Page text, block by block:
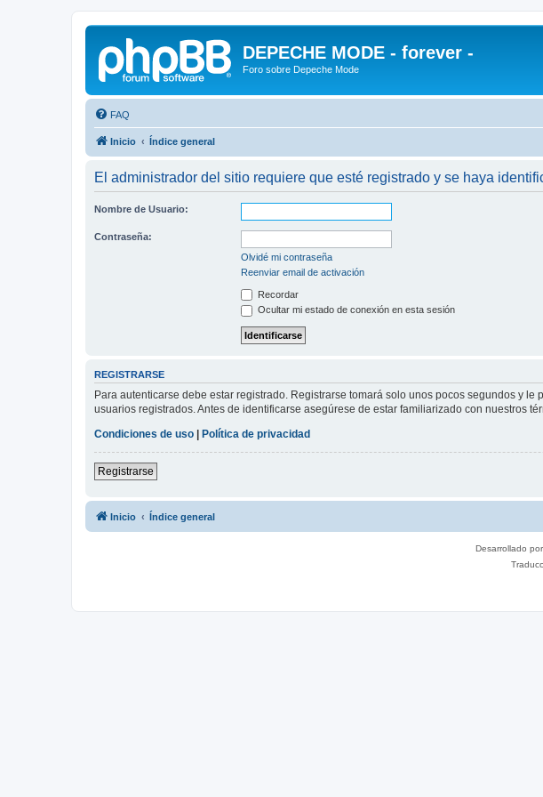
DEPECHE MODE - forever -
Foro sobre Depeche Mode
FAQ
Inicio Índice general
El administrador del sitio requiere que esté registrado y se haya
Nombre de Usuario:
Contraseña:
Olvidé mi contraseña
Reenviar email de activación
Recordar
Ocultar mi estado de conexión en esta sesión
REGISTRARSE
Para autenticarse debe estar registrado. Registrarse tomará solo unos pocos segundos y
usuarios registrados. Antes de identificarse asegúrese de estar familiarizado con nuestros
Condiciones de uso
Política de privacidad
Registrarse
Inicio Índice general
Desarrollado por